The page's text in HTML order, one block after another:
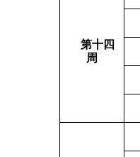
第十四
周